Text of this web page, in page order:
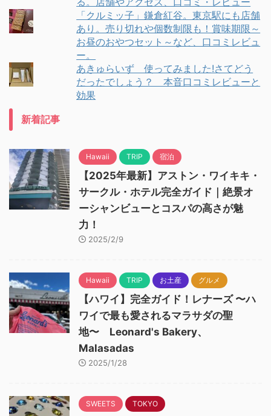
「クルミッ子」鎌倉紅谷。東京駅にも店舗
あり。売り切れや個数制限も！賞味期限～
お昼のおやつセット～など、口コミレビュ
ー。
あきゅらいず 使ってみました!さてどう
だったでしょう？ 本音口コミレビューと
効果
新着記事
Hawaii TRIP 宿泊
【2025年最新】アストン・ワイキキ・
サークル・ホテル完全ガイド｜絶景オ
ーシャンビューとコスパの高さが魅
力！
2025/2/9
Hawaii TRIP お土産 グルメ
【ハワイ】完全ガイド！レナーズ 〜ハ
ワイで最も愛されるマラサダの聖
地〜 Leonard's Bakery、
Malasadas
2025/1/28
SWEETS TOKYO